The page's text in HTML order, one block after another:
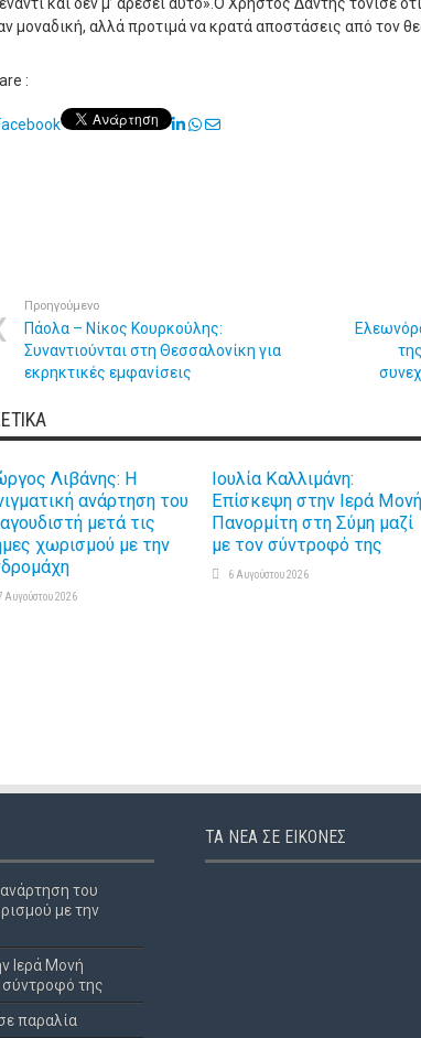
μοναδική, αλλά προτιμά να κρατά αποστάσεις από τον
:
LinkedIn
Whatsapp
Share
Προηγούμενο
Πάολα – Νίκος Κουρκούλης:
Συναντιούνται στη Θεσσαλονίκη για
εκρηκτικές εμφανίσεις
Λιβάνης: Η
ανάρτηση του
μετά τις
χωρισμού με την
Αυγούστου 2026
Ιουλία Καλλιμάνη:
Επίσκεψη στην Ιερά Μονή
Πανορμίτη στη Σύμη μαζί
με τον σύντροφό της
6 Αυγούστου 2026
του
με την
Ιερά Μονή
σύντροφό της
παραλία
ΤΑ ΝΈΑ ΣΕ ΕΙΚΌΝΕΣ